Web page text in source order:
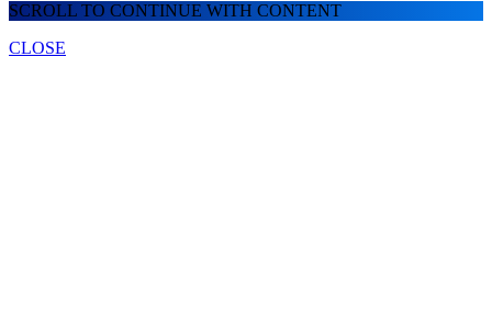
SCROLL TO CONTINUE WITH CONTENT
CLOSE